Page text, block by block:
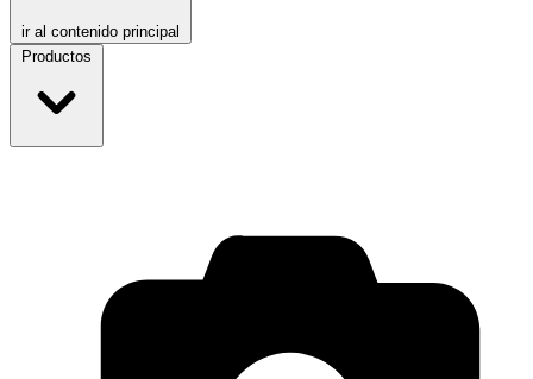
ir al contenido principal
Productos